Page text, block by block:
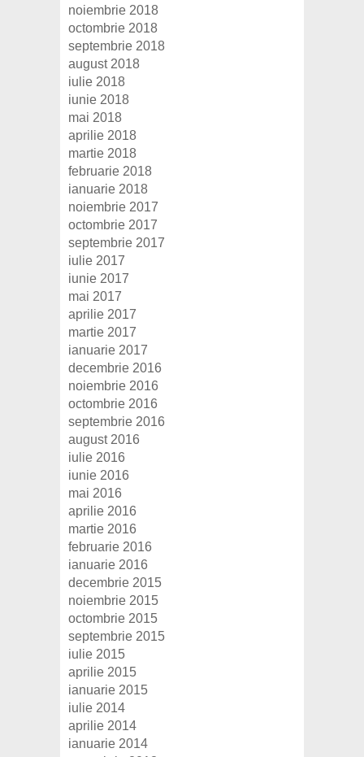
noiembrie 2018
octombrie 2018
septembrie 2018
august 2018
iulie 2018
iunie 2018
mai 2018
aprilie 2018
martie 2018
februarie 2018
ianuarie 2018
noiembrie 2017
octombrie 2017
septembrie 2017
iulie 2017
iunie 2017
mai 2017
aprilie 2017
martie 2017
ianuarie 2017
decembrie 2016
noiembrie 2016
octombrie 2016
septembrie 2016
august 2016
iulie 2016
iunie 2016
mai 2016
aprilie 2016
martie 2016
februarie 2016
ianuarie 2016
decembrie 2015
noiembrie 2015
octombrie 2015
septembrie 2015
iulie 2015
aprilie 2015
ianuarie 2015
iulie 2014
aprilie 2014
ianuarie 2014